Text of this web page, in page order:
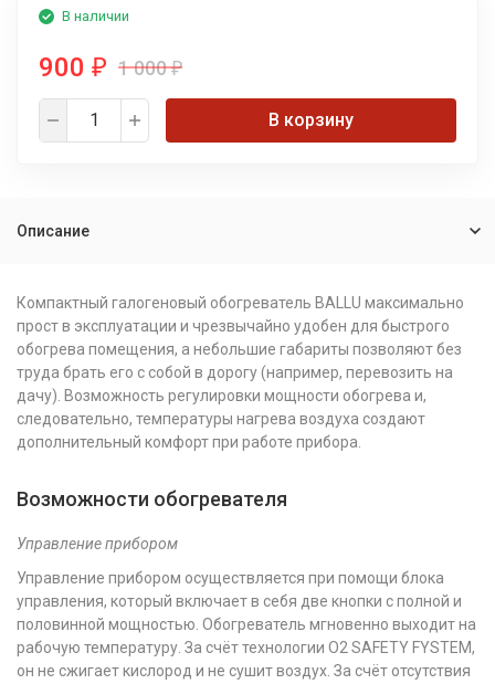
В наличии
900 ₽ 1 000₽
В корзину
Описание
Компактный галогеновый обогреватель BALLU максимально
прост в эксплуатации и чрезвычайно удобен для быстрого
обогрева помещения, а небольшие габариты позволяют без
труда брать его с собой в дорогу (например, перевозить на
дачу). Возможность регулировки мощности обогрева и,
следовательно, температуры нагрева воздуха создают
дополнительный комфорт при работе прибора.
Возможности обогревателя
Управление прибором
Управление прибором осуществляется при помощи блока
управления, который включает в себя две кнопки с полной и
половинной мощностью. Обогреватель мгновенно выходит на
рабочую температуру. За счёт технологии О2 SAFETY FYSTEM,
он не сжигает кислород и не сушит воздух. За счёт отсутствия